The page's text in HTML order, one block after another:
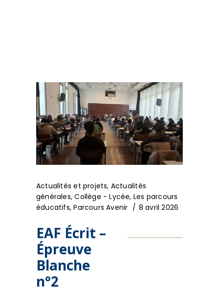
Actualités et projets, Actualités
générales,Collège - Lycée, Les parcours
éducatifs,Parcours Avenir 8 avril 2026
EAF Écrit –
Épreuve
Blanche
n°2